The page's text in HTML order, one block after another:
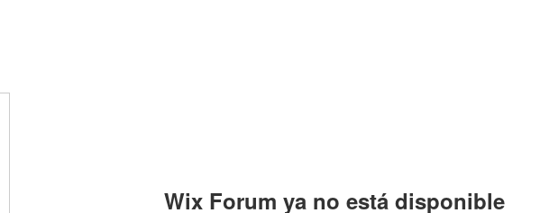
Wix Forum ya no está disponible